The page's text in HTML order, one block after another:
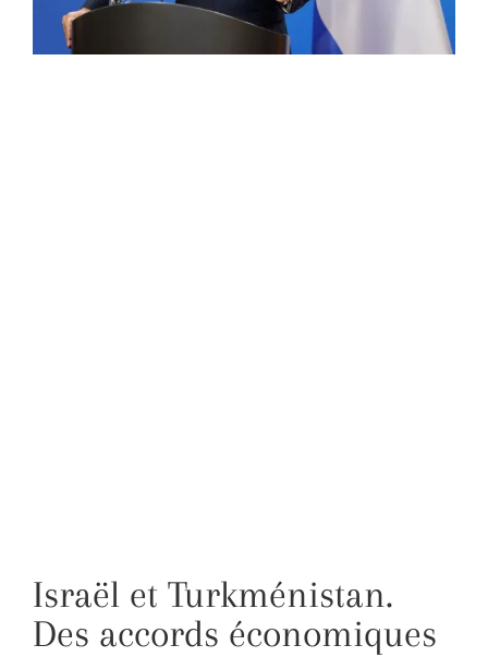
Israël et Turkménistan.
Des accords économiques